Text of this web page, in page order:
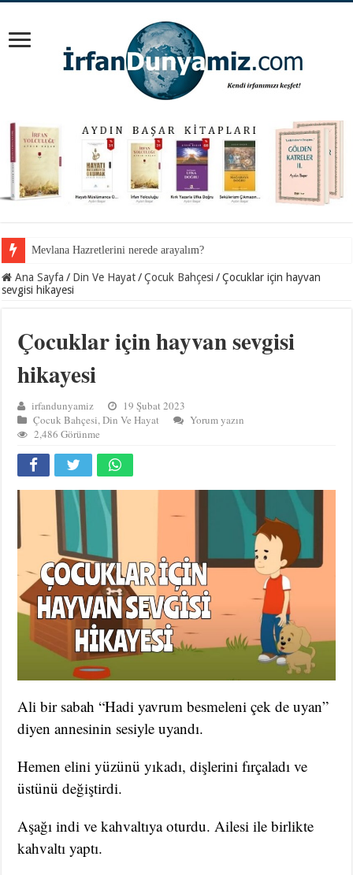
Mevlana Hazretlerini nerede arayalım?
İnancından koparılan gençlerin vebali kimin?
Ana Sayfa / Din Ve Hayat / Çocuk Bahçesi / Çocuklar için hayvan
sevgisi hikayesi
Çocuklar için hayvan sevgisi
hikayesi
irfandunyamiz
19 Şubat 2023
Çocuk Bahçesi,Din Ve Hayat
Yorum yazın
2,486 Görünme
Ali bir sabah “Hadi yavrum besmeleni çek de uyan”
diyen annesinin sesiyle uyandı.
Hemen elini yüzünü yıkadı, dişlerini fırçaladı ve
üstünü değiştirdi.
Aşağı indi ve kahvaltıya oturdu. Ailesi ile birlikte
kahvaltı yaptı.